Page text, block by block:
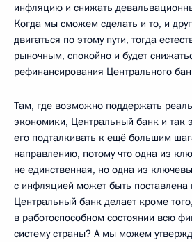
инфляцию и снижать
Когда мы сможем сделать и то, и
двигаться по этому пути, тогда
рыночным, спокойно и будет
рефинансирования Центрального
Там, где возможно поддержать
экономики, Центральный банк и так
его подталкивать к ещё большим
направлению, потому что одна из
не единственная, но одна из
с инфляцией может быть поставлена
Центральный банк делает кроме
в работоспособном состоянии всю
систему страны? А мы можем